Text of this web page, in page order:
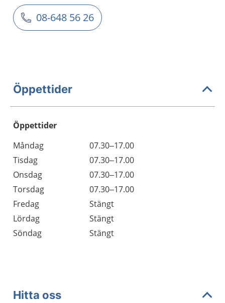
08-648 56 26
Öppettider
Öppettider
Dag
Öppettider
Kommentarer
Måndag
07.30–17.00
Tisdag
07.30–17.00
Onsdag
07.30–17.00
Torsdag
07.30–17.00
Fredag
Stängt
Lördag
Stängt
Söndag
Stängt
Hitta oss